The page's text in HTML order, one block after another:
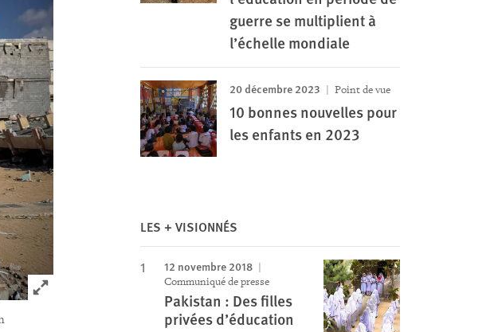
Click to expand Image
guerre se multiplient à
l’échelle mondiale
20 décembre 2023 Point de vue
10 bonnes nouvelles pour
les enfants en 2023
LES + VISIONNÉS
12 novembre 2018
Communiqué de presse
Pakistan : Des filles
privées d’éducation